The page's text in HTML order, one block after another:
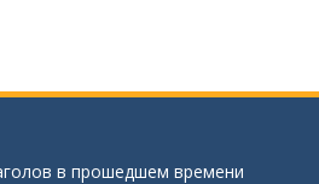
в прошедшем времени